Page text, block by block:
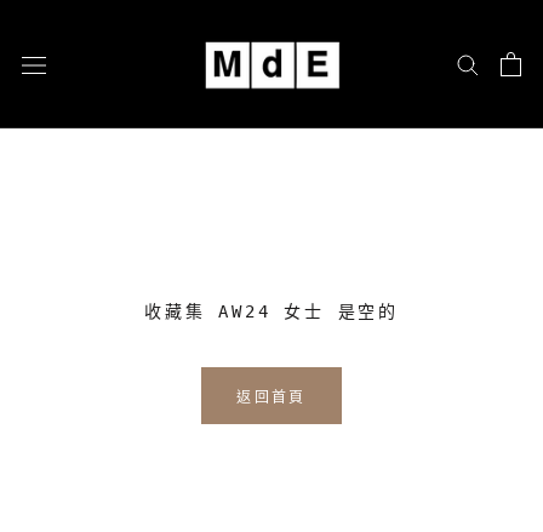
收藏集 AW24 女士 是空的
返回首頁